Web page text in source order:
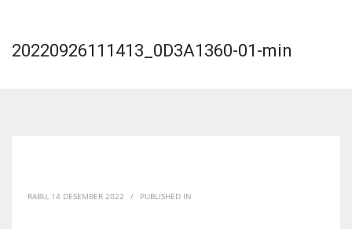
20220926111413_0D3A1360-01-min
RABU, 14 DESEMBER 2022 / PUBLISHED IN